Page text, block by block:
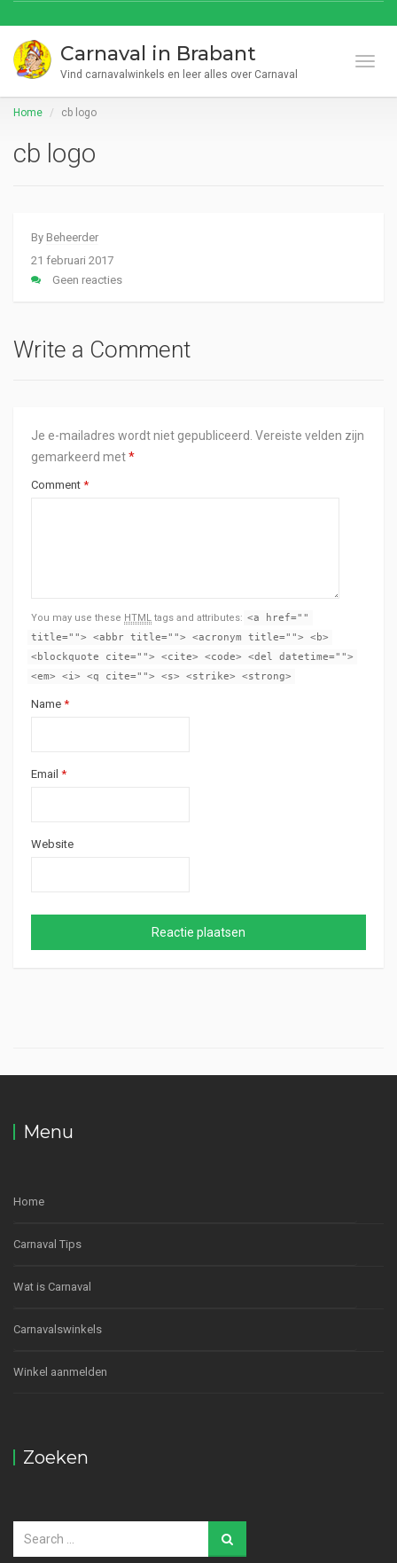
Carnaval in Brabant
Vind carnavalwinkels en leer alles over Carnaval
Home cb logo
cb logo
By Beheerder
21 februari 2017
Geen reacties
Write a Comment
Je e-mailadres wordt niet gepubliceerd. Vereiste velden zijn
gemarkeerd met*
Comment *
You may use these HTML tags and attributes: <a href=""
title=""> <abbr title=""> <acronym title=""> <b>
<blockquote cite=""> <cite> <code> <del datetime="">
<em> <i> <q cite=""> <s> <strike> <strong>
Name *
Email *
Website
Menu
Home
Carnaval Tips
Wat is Carnaval
Carnavalswinkels
Winkel aanmelden
Zoeken